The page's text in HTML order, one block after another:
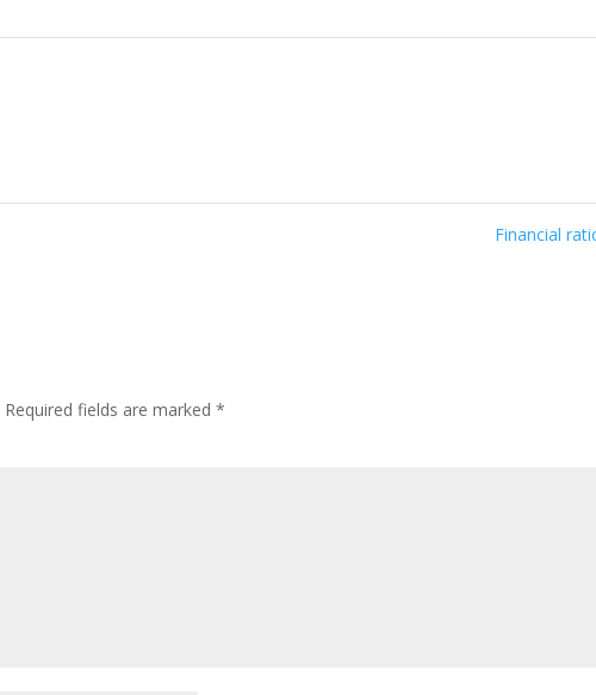
Financial
Required fields are marked*